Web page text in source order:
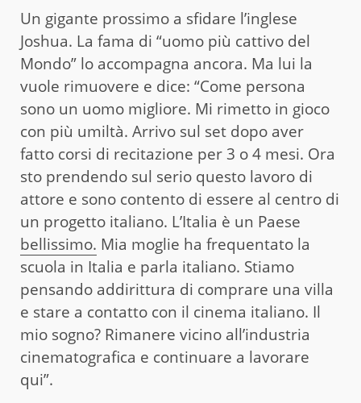
Un gigante prossimo a sfidare l’inglese
Joshua. La fama di “uomo più cattivo del
Mondo” lo accompagna ancora. Ma lui la
vuole rimuovere e dice: “Come persona
sono un uomo migliore. Mi rimetto in gioco
con più umiltà. Arrivo sul set dopo aver
fatto corsi di recitazione per 3 o 4 mesi. Ora
sto prendendo sul serio questo lavoro di
attore e sono contento di essere al centro di
un progetto italiano. L’Italia è un Paese
bellissimo. Mia moglie ha frequentato la
scuola in Italia e parla italiano. Stiamo
pensando addirittura di comprare una villa
e stare a contatto con il cinema italiano. Il
mio sogno? Rimanere vicino all’industria
cinematografica e continuare a lavorare
qui”.